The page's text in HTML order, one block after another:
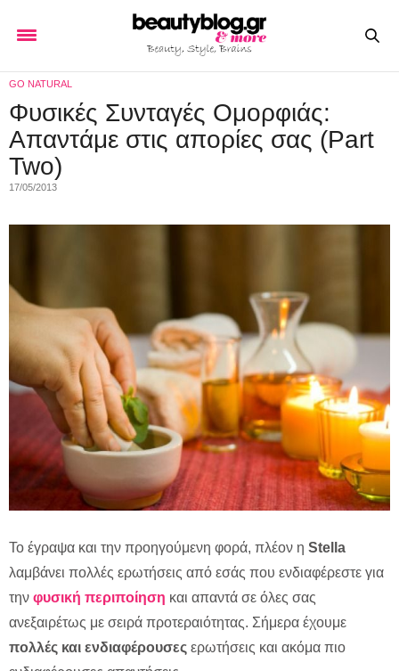
GO NATURAL
Φυσικές Συνταγές Ομορφιάς:
Απαντάμε στις απορίες σας (Part
Two)
17/05/2013
To έγραψα και την προηγούμενη φορά, πλέον η Stella
λαμβάνει πολλές ερωτήσεις από εσάς που ενδιαφέρεστε για
την φυσική περιποίηση και απαντά σε όλες σας
ανεξαιρέτως με σειρά προτεραιότητας. Σήμερα έχουμε
πολλές και ενδιαφέρουσες ερωτήσεις και ακόμα πιο